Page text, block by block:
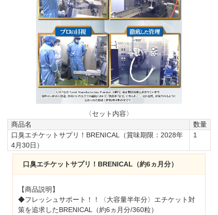
〈セット内容〉
商品名
数量
口臭エチケットサプリ！BRENICAL（賞味期限：2028年
4月30日）
1
口臭エチケットサプリ！BRENICAL（約6ヵ月分）
【商品説明】
◆フレッシュサポート！！〈大容量半年分〉エチケット対
策を追求したBRENICAL（約6ヵ月分/360粒）